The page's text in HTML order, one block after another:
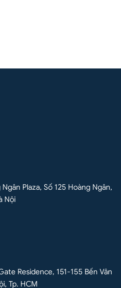
Plaza, Số 125 Hoàng Ngân,
Nội
Residence, 151-155 Bến Vân
Tp. HCM